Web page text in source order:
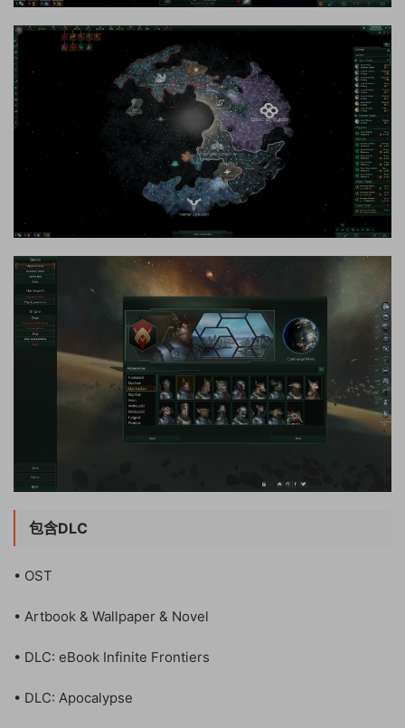
包含DLC
• OST
• Artbook & Wallpaper & Novel
• DLC: eBook Infinite Frontiers
• DLC: Apocalypse